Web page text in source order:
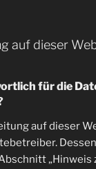
auf dieser
für die
auf dieser
„Hinweis